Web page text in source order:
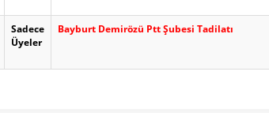
Sadece
Üyeler
Bayburt Demirözü Ptt Şubesi Tadilatı